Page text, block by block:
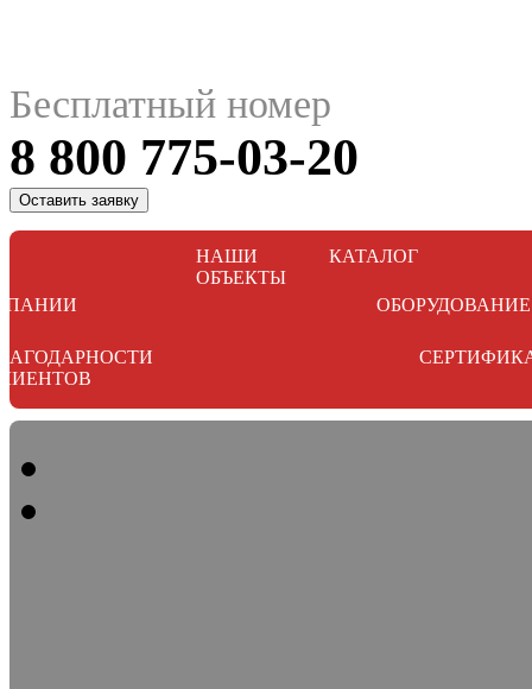
Бесплатный номер
8 800 775-03-20
Оставить заявку
НАШИ
ОБЪЕКТЫ
КАТАЛОГ
ОБОРУДОВАНИЕ